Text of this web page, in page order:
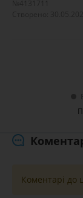
Коментарі до